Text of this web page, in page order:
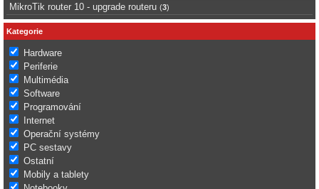
MikroTik router 10 - upgrade routeru (3)
Kategorie
Hardware
Periferie
Multimédia
Software
Programování
Internet
Operační systémy
PC sestavy
Ostatní
Mobily a tablety